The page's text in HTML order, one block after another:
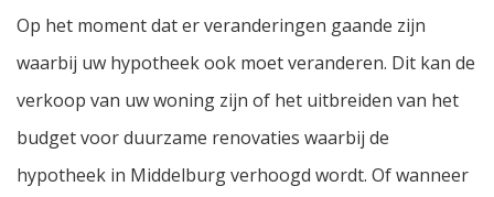
Op het moment dat er veranderingen gaande zijn
waarbij uw hypotheek ook moet veranderen. Dit kan de
verkoop van uw woning zijn of het uitbreiden van het
budget voor duurzame renovaties waarbij de
hypotheek in Middelburg verhoogd wordt. Of wanneer